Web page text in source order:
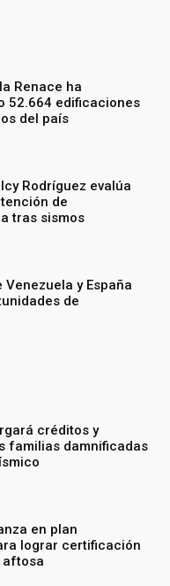
Renace ha
52.664 edificaciones
del país
Rodríguez evalúa
de
tras sismos
y España
de
créditos y
familias damnificadas
en plan
lograr certificación
aftosa